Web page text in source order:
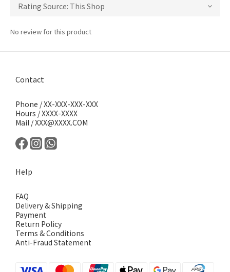
No review for this product
Contact
Phone / XX-XXX-XXX-XXX
Hours / XXXX-XXXX
Mail / XXX@XXXX.COM
Help
FAQ
Delivery & Shipping
Payment
Return Policy
Terms & Conditions
Anti-Fraud Statement